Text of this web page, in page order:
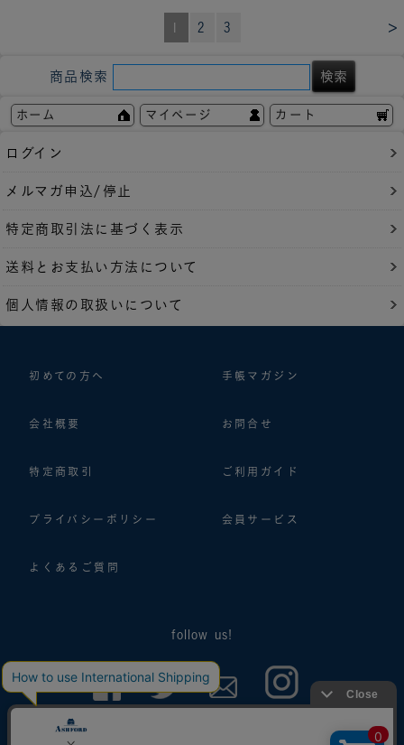
>
2 3
商品検索
ホーム マイページ カート
ログイン
メルマガ申込/停止
特定商取引法に基づく表示
送料とお支払い方法について
個人情報の取扱いについて
初めての方へ 手帳マガジン
会社概要 お問合せ
特定商取引 ご利用ガイド
プライバシーポリシー 会員サービス
よくあるご質問
follow us!